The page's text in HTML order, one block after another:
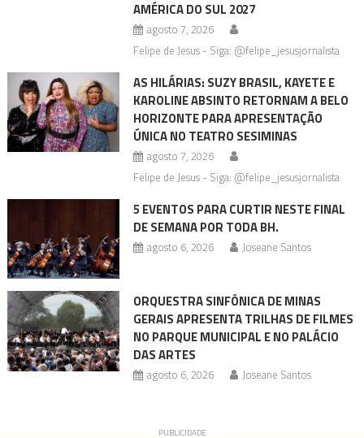
AMÉRICA DO SUL 2027
agosto 7, 2026
Felipe de Jesus - Siga: @felipe_jesusjornalista
AS HILÁRIAS: SUZY BRASIL, KAYETE E
KAROLINE ABSINTO RETORNAM A BELO
HORIZONTE PARA APRESENTAÇÃO
ÚNICA NO TEATRO SESIMINAS
agosto 7, 2026
Felipe de Jesus - Siga: @felipe_jesusjornalista
5 EVENTOS PARA CURTIR NESTE FINAL
DE SEMANA POR TODA BH.
agosto 6, 2026 Joseane Santos
ORQUESTRA SINFÔNICA DE MINAS
GERAIS APRESENTA TRILHAS DE FILMES
NO PARQUE MUNICIPAL E NO PALÁCIO
DAS ARTES
agosto 6, 2026 Joseane Santos